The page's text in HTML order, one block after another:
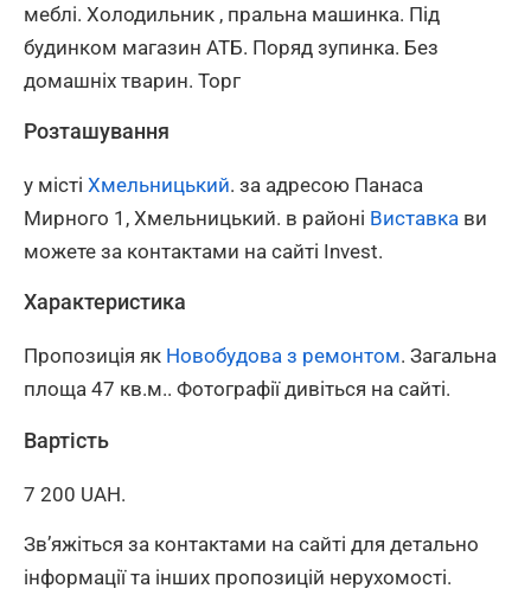
меблі. Холодильник , пральна машинка. Під
будинком магазин АТБ. Поряд зупинка. Без
домашніх тварин. Торг
Розташування
у місті Хмельницький. за адресою Панаса
Мирного 1, Хмельницький. в районі Виставка ви
можете за контактами на сайті Invest.
Характеристика
Пропозиція як Новобудова з ремонтом. Загальна
площа 47 кв.м.. Фотографії дивіться на сайті.
Вартість
7 200 UAH.
Зв’яжіться за контактами на сайті для детально
інформації та інших пропозицій нерухомості.